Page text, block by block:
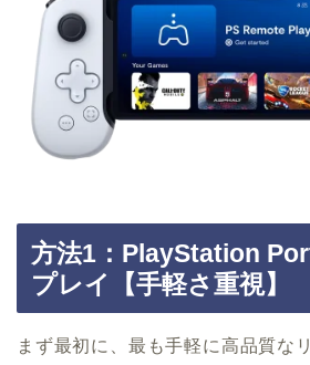
方法1：PlayStation
プレイ【手軽さ重視】
まず最初に、最も手軽に高品質な